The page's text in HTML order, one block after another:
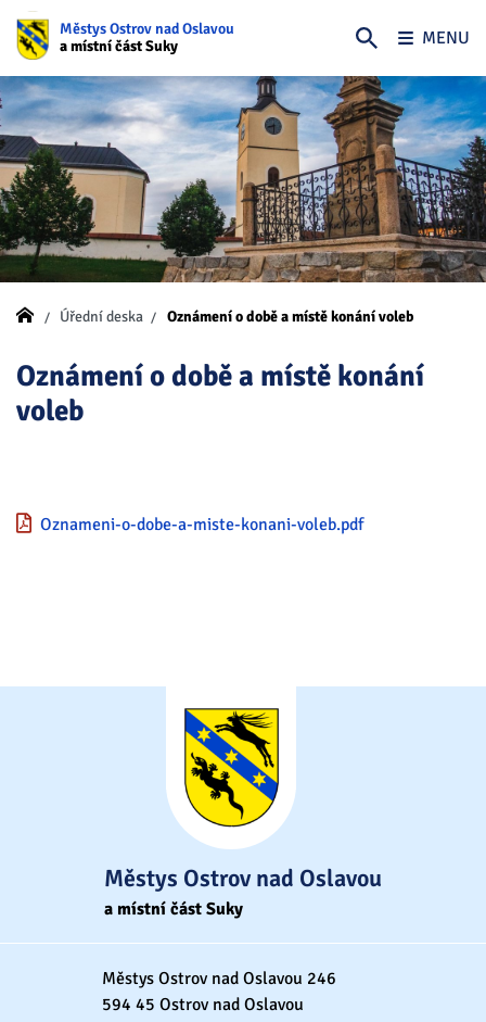
Úřední deska Oznámení o době a místě konání voleb
Oznámení o době a místě konání
voleb
Oznameni-o-dobe-a-miste-konani-voleb.pdf
Městys Ostrov nad Oslavou
a místní část Suky
Městys Ostrov nad Oslavou 246
594 45 Ostrov nad Oslavou
Městys Ostrov nad Oslavou
a místní část Suky
MENU